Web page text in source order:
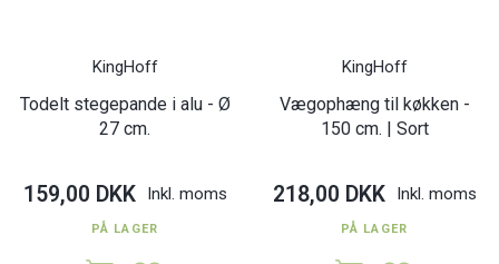
KingHoff
Todelt stegepande i alu - Ø
27 cm.
159,00 DKK Inkl. moms
PÅ LAGER
KingHoff
Vægophæng til køkken -
150 cm. | Sort
218,00 DKK Inkl. moms
PÅ LAGER